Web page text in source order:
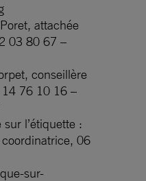
attachée
03 80 67 –
conseillère
76 10 16 –
l’étiquette :
06
sur-